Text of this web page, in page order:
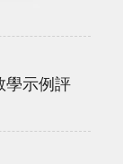
學示例評